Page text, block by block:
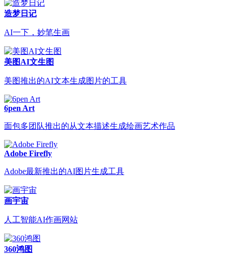
造梦日记
AI一下，妙笔生画
美图AI文生图
美图推出的AI文本生成图片的工具
6pen Art
面包多团队推出的从文本描述生成绘画艺术作品
Adobe Firefly
Adobe最新推出的AI图片生成工具
画宇宙
人工智能AI作画网站
360鸿图